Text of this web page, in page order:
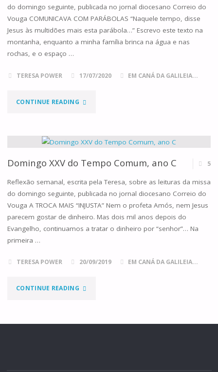
ANO
A"
do domingo seguinte, publicada no jornal diocesano Correio do
Vouga COMUNICAVA COM PARÁBOLAS “Naquele tempo, disse
Jesus às multidões mais esta parábola…” Escrevo este texto na
montanha, enquanto a minha família brinca na água e nas
rochas, e o espaço …
TERESA POWER 17/07/2020 EM CANÁ DA GALILEIA...
CONTINUE READING"DOMINGO
DO
TEMPO
COMUM,
ANO
A"
Domingo XXV do Tempo Comum, ano C 5
Reflexão semanal, escrita pela Teresa, sobre as leituras da missa
do domingo seguinte, publicada no jornal diocesano Correio do
Vouga A TROCA MAIS “INJUSTA” Nem o profeta Amós, nem Jesus
parecem gostar de dinheiro. Mas dois mil anos depois do
Evangelho, continuamos a tratar o dinheiro por “senhor”… Na
primeira …
TERESA POWER 20/09/2019 EM CANÁ DA GALILEIA...
CONTINUE READING"DOMINGO
DO